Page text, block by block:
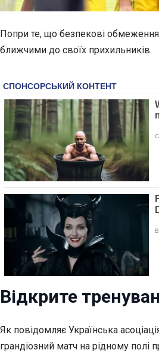
Попри те, що безпекові обмеження
ближчими до своїх прихильників.
Відкрите
Як повідомляє Українська
грандіозний матч на рідному полі